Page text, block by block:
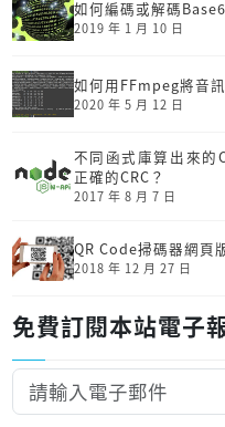
如何編碼或解碼
2019 年 1 月 10 日
如何用FFmpeg將音
2020 年 5 月 12 日
不同函式庫算出來的
正確的CRC？
2017 年 8 月 7 日
QR Code掃碼器網頁
2018 年 12 月 27 日
免費訂閱本站電子